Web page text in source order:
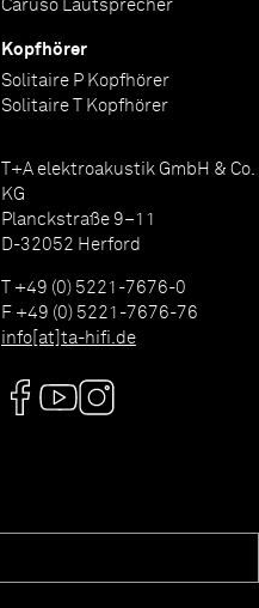
Caruso Lautsprecher
Kopfhörer
Solitaire P Kopfhörer
Solitaire T Kopfhörer
T+A elektroakustik GmbH & Co.
KG
Planckstraße 9–11
D-32052 Herford
T +49 (0) 5221-7676-0
F +49 (0) 5221-7676-76
info[at]ta-hifi.de